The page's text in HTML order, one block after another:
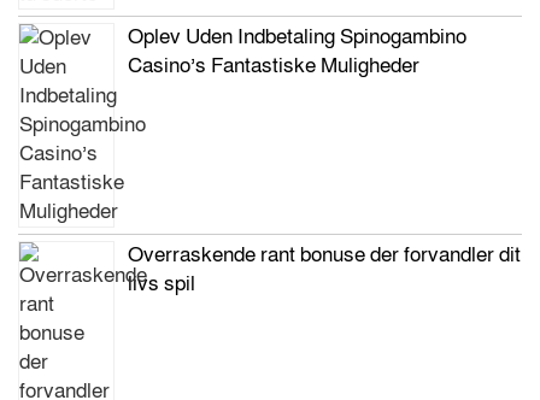
Oplev Uden Indbetaling Spinogambino
Casino’s Fantastiske Muligheder
Overraskende rant bonuse der forvandler dit
livs spil